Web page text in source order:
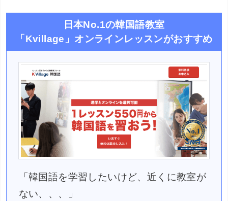
日本No.1の韓国語教室
「Kvillage」オンラインレッスンがおすすめ
「韓国語を学習したいけど、近くに教室が
ない、、、」